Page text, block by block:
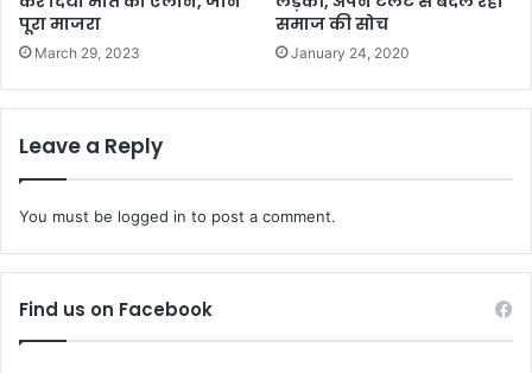
पूरा माजरा
March 29, 2023
समाज की सोच
January 24, 2020
Leave a Reply
You must be logged in to post a comment.
Find us on Facebook